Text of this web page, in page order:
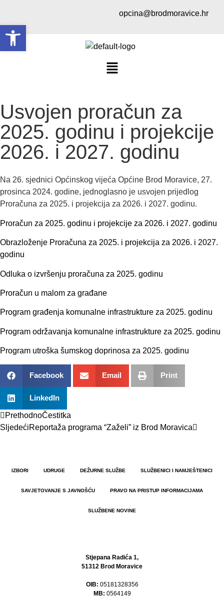
opcina@brodmoravice.hr
Usvojen proračun za
2025. godinu i projekcije
2026. i 2027. godinu
Na 26. sjednici Općinskog vijeća Općine Brod Moravice, 27.
prosinca 2024. godine, jednoglasno je usvojen prijedlog
Proračuna za 2025. i projekcija za 2026. i 2027. godinu.
Proračun za 2025. godinu i projekcije za 2026. i 2027. godinu
Obrazloženje Proračuna za 2025. i projekcija za 2026. i 2027.
godinu
Odluka o izvršenju proračuna za 2025. godinu
Proračun u malom za građane
Program građenja komunalne infrastrukture za 2025. godinu
Program održavanja komunalne infrastrukture za 2025. godinu
Program utroška šumskog doprinosa za 2025. godinu
Facebook Email Print
LinkedIn
PrethodnoČestitka
SljedećiReportaža programa “Zaželi” iz Brod Moravica
IZBORI UDRUGE DEŽURNE SLUŽBE SLUŽBENICI I NAMJEŠTENICI
SAVJETOVANJE S JAVNOŠĆU PRAVO NA PRISTUP INFORMACIJAMA
SLUŽBENE NOVINE
Stjepana Radića 1,
51312 Brod Moravice
OIB: 05181328356
MB: 0564149
Open toolbar